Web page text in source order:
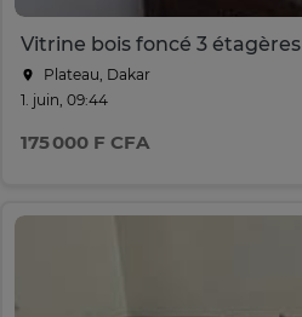
Vitrine bois foncé 3
Plateau, Dakar
1. juin, 09:44
175 000 F CFA